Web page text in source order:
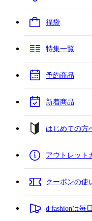
福袋
特集一覧
予約商品
新着商品
はじめての方
アウトレット
クーポンの使
d fashionは毎